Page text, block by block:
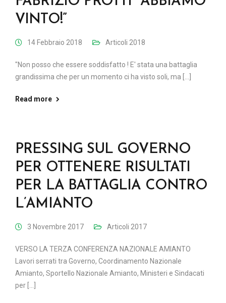
VINTO!”
14 Febbraio 2018 Articoli 2018
"Non posso che essere soddisfatto ! E' stata una battaglia
grandissima che per un momento ci ha visto soli, ma [...]
Read more
PRESSING SUL GOVERNO
PER OTTENERE RISULTATI
PER LA BATTAGLIA CONTRO
L’AMIANTO
3 Novembre 2017 Articoli 2017
VERSO LA TERZA CONFERENZA NAZIONALE AMIANTO
Lavori serrati tra Governo, Coordinamento Nazionale
Amianto, Sportello Nazionale Amianto, Ministeri e Sindacati
per [...]